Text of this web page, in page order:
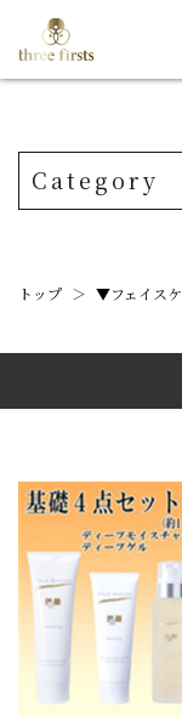
Category
トップ ＞ ▼フェイス